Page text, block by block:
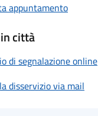
appuntamento
città
di segnalazione online
disservizio via mail